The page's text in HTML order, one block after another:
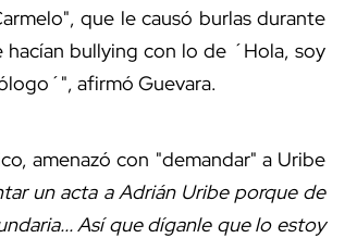
que le causó burlas durante
bullying con lo de ´Hola, soy
afirmó Guevara.
amenazó con "demandar" a Uribe
un acta a Adrián Uribe porque de
Así que díganle que lo estoy